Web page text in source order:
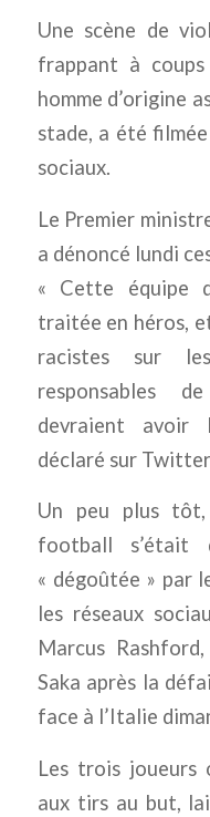
Une scène de
frappant à
homme d’origine
stade, a été
sociaux.
Le Premier
a dénoncé lundi
« Cette équipe
traitée en héros,
racistes sur
responsables
devraient avoir
déclaré sur
Un peu plus tôt,
football
« dégoûtée » par
les réseaux
Marcus
Saka après la
face à l’Italie
Les trois joueurs
aux tirs au but,